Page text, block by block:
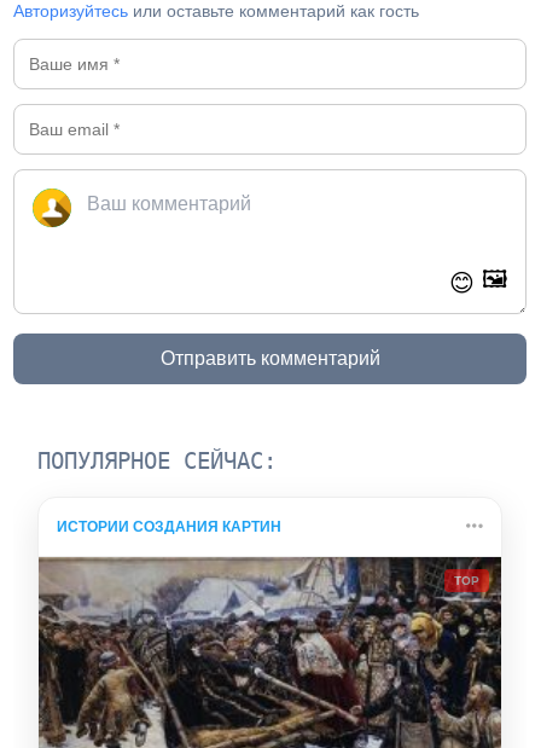
Авторизуйтесь или оставьте комментарий как гость
😊 🖼️
Отправить комментарий
ПОПУЛЯРНОЕ СЕЙЧАС:
ИСТОРИИ СОЗДАНИЯ КАРТИН
TOP